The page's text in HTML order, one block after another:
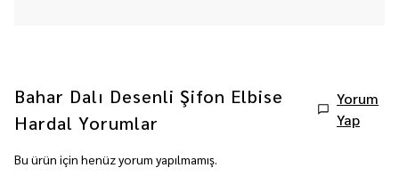
Bahar Dalı Desenli Şifon Elbise
Hardal Yorumlar
Yorum
Yap
Bu ürün için henüz yorum yapılmamış.